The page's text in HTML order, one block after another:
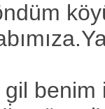
gil